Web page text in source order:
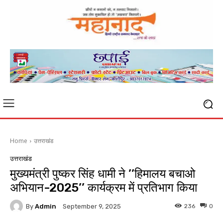
Home उत्तराखंड
उत्तराखंड
मुख्यमंत्री पुष्कर सिंह धामी ने ’’हिमालय बचाओ
अभियान-2025’’ कार्यक्रम में प्रतिभाग किया
By Admin September 9, 2025 0
236